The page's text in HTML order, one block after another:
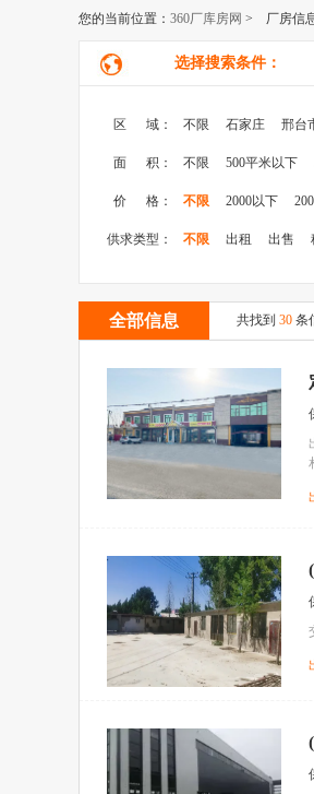
您的当前位置： 360厂库房网 > 厂房信
选择搜索条件：
区 域： 不限 石家庄 邢台
面 积： 不限 500平米以下
价 格： 不限 2000以下
供求类型： 不限 出租 出售
全部信息 共找到 30 条